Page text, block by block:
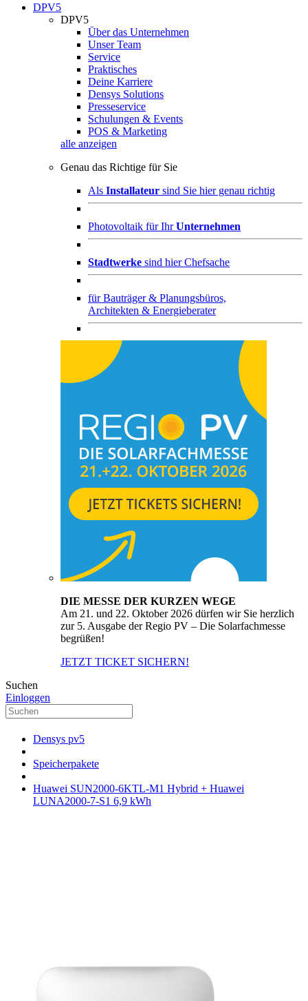
DPV5
DPV5
Über das Unternehmen
Unser Team
Service
Praktisches
Deine Karriere
Densys Solutions
Presseservice
Schulungen & Events
POS & Marketing
alle anzeigen
Genau das Richtige für Sie
Als Installateur sind Sie hier genau richtig
Photovoltaik für IhrUnternehmen
Stadtwerke sind hier Chefsache
fürBauträger & Planungsbüros,
Architekten & Energieberater
DIE MESSE DER KURZEN WEGE
Am 21. und 22. Oktober 2026 dürfen wir Sie herzlich
zur 5. Ausgabe der Regio PV – Die Solarfachmesse
begrüßen!
JETZT TICKET SICHERN!
Suchen
Einloggen
Densys pv5
Speicherpakete
Huawei SUN2000-6KTL-M1 Hybrid + Huawei
LUNA2000-7-S1 6,9 kWh